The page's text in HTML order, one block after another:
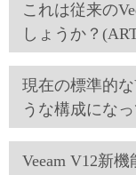
これは従来の
しょうか？
現在の標準的
うな構成にな
Veeam V12新